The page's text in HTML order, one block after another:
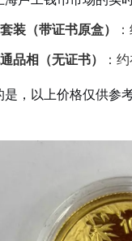
装（带证书原盒）
品相（无证书） ：
是，以上价格仅供参